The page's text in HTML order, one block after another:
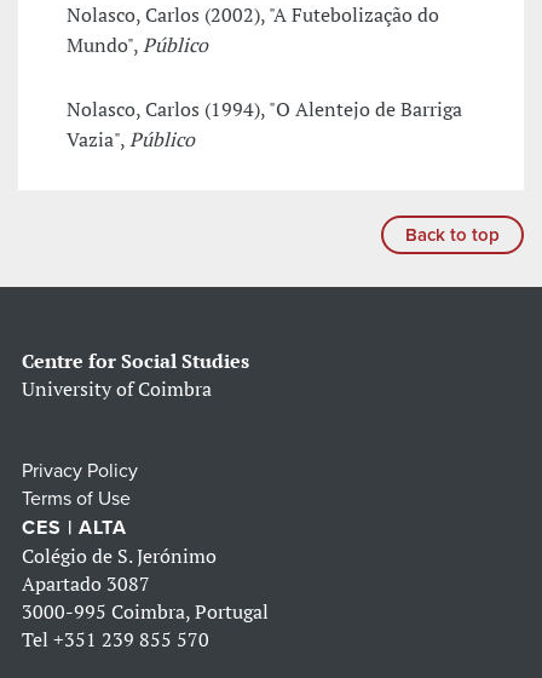
Nolasco, Carlos (2002), "A Futebolização do
Mundo",Público
Nolasco, Carlos (1994), "O Alentejo de Barriga
Vazia",Público
Back to top
Centre for Social Studies
University of Coimbra
Privacy Policy
Terms of Use
CES | ALTA
Colégio de S. Jerónimo
Apartado 3087
3000-995 Coimbra, Portugal
Tel +351 239 855 570